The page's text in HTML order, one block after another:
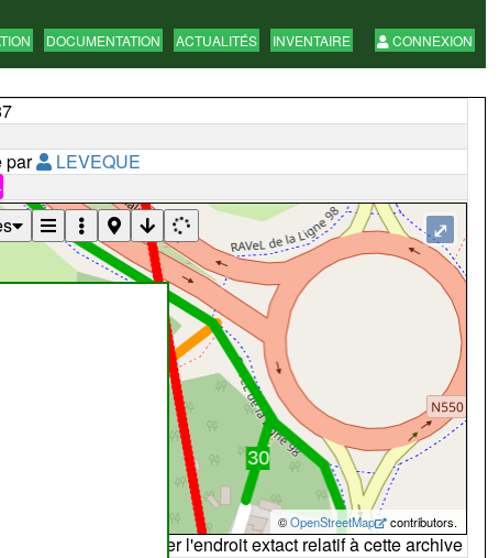
DOCUMENTATION ACTUALITÉS INVENTAIRE CONNEXION
par
LEVEQUE
©OpenStreetMap contributors.
⤢
peut ne pas refléter l'endroit extact relatif à cette archive